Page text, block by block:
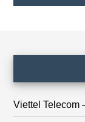
Viettel Telecom